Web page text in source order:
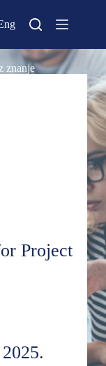
znanje
Project